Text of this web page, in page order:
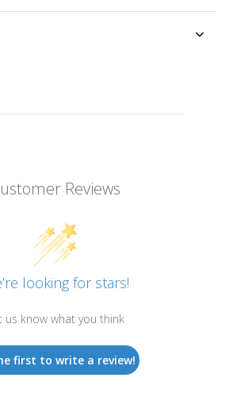
Reviews
looking for stars!
us know what you think
first to write a review!